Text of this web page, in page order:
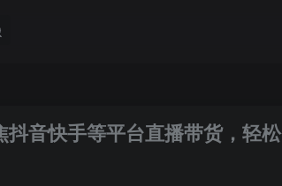
音快手等平台直播带货，轻松